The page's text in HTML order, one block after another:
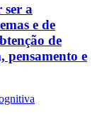
ser a
e de
de
pensamento e